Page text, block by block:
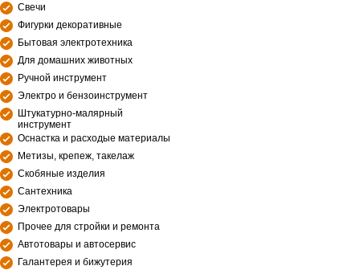
Свечи
Фигурки декоративные
Бытовая электротехника
Для домашних животных
Ручной инструмент
Электро и бензоинструмент
Штукатурно-малярный
инструмент
Оснастка и расходые материалы
Метизы, крепеж, такелаж
Скобяные изделия
Сантехника
Электротовары
Прочее для стройки и ремонта
Автотовары и автосервис
Галантерея и бижутерия